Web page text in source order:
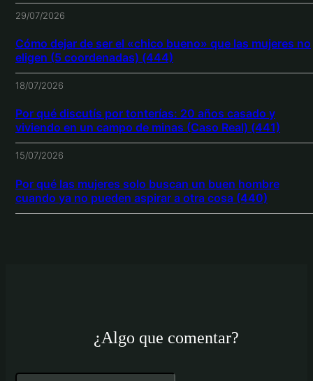
29/07/2026
Cómo dejar de ser el «chico bueno» que las mujeres no
eligen (5 coordenadas) (444)
18/07/2026
Por qué discutís por tonterías: 20 años casado y
viviendo en un campo de minas (Caso Real) (441)
15/07/2026
Por qué las mujeres solo buscan un buen hombre
cuando ya no pueden aspirar a otra cosa (440)
¿Algo que comentar?